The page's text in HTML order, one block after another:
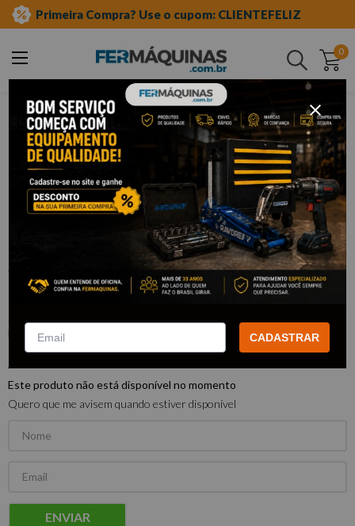
Primeira Compra? Use o cupom: CLIENTEFELIZ
0
Buscar
ferramentas manuais
soquetes e acessórios
soquetes de meia"
impacto longo
Soquete de Impacto Estriado Extra
Longo 1/2" x 27 mm - KINGTONY
:443027M
KING TONY
Este produto não está disponível no momento
Quero que me avisem quando estiver disponível
ENVIAR
CADASTRAR